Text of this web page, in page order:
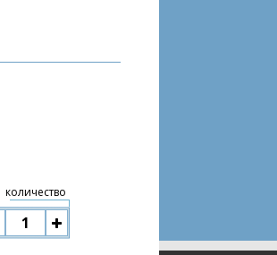
количество